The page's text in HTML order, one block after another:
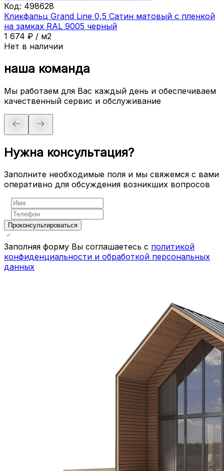
Код: 498628
Кликфальц Grand Line 0,5 Сатин матовый с пленкой
на замках RAL 9005 черный
1 674 ₽ / м2
Нет в наличии
наша команда
Мы работаем для Вас каждый день и обеспечиваем
качественный сервис и обслуживание
Нужна консультация?
Заполните необходимые поля и мы свяжемся с вами
оперативно для обсуждения возникших вопросов
Проконсультироваться
Заполняя форму Вы соглашаетесь с политикой
конфиденциальности и обработкой персональных
данных